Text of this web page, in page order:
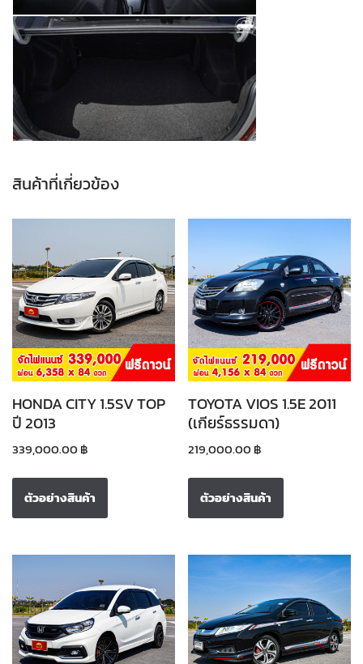
สินค้าที่เกี่ยวข้อง
HONDA CITY 1.5SV TOP
ปี 2013
339,000.00 ฿
ตัวอย่างสินค้า
TOYOTA VIOS 1.5E 2011
(เกียร์ธรรมดา)
219,000.00 ฿
ตัวอย่างสินค้า